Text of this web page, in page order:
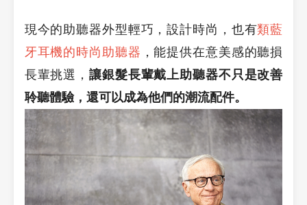
現今的助聽器外型輕巧，設計時尚，也有類藍
牙耳機的時尚助聽器 ，能提供在意美感的聽損
長輩挑選，讓銀髮長輩戴上助聽器不只是改善
聆聽體驗，還可以成為他們的潮流配件。